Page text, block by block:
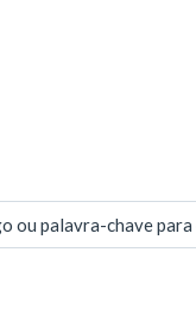
ou palavra-chave